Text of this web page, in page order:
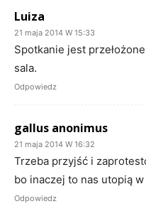
Luiza
21 maja 2014 W 15:33
Spotkanie jest
sala.
Odpowiedz
gallus anonimus
21 maja 2014 W 16:32
Trzeba przyjść i
bo inaczej to nas utopią
Odpowiedz